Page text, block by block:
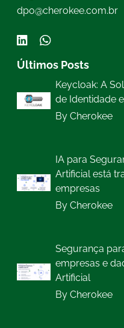
dpo@cherokee.com.br
Últimos Posts
Keycloak: A
de Identidade
By Cherokee
IA para
Artificial está
empresas
By Cherokee
Segurança
empresas e
Artificial
By Cherokee